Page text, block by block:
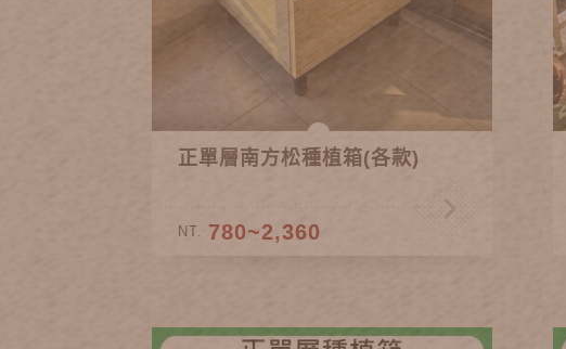
正單層南方松種植箱(各款)
NT. 780~2,360